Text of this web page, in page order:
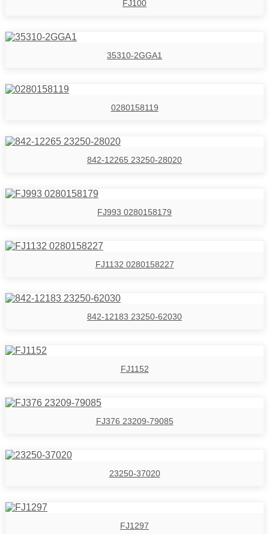
FJ100
35310-2GGA1
0280158119
842-12265 23250-28020
FJ993 0280158179
FJ1132 0280158227
842-12183 23250-62030
FJ1152
FJ376 23209-79085
23250-37020
FJ1297